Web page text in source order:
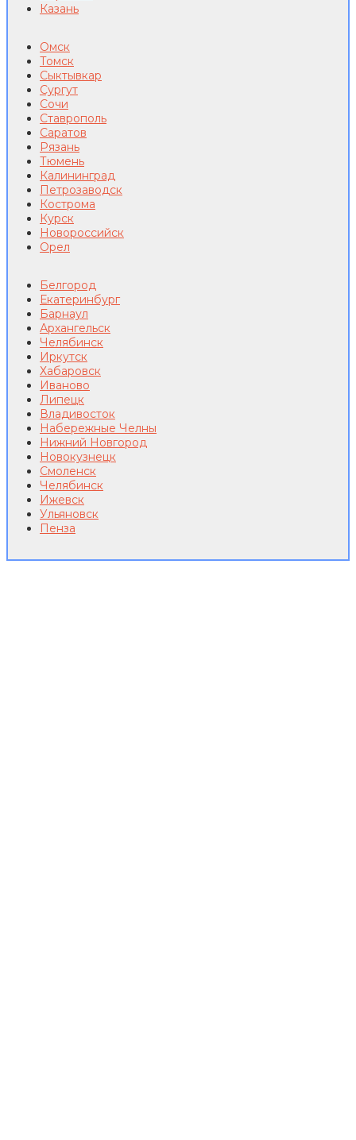
Казань
Омск
Томск
Сыктывкар
Сургут
Сочи
Ставрополь
Саратов
Рязань
Тюмень
Калининград
Петрозаводск
Кострома
Курск
Новороссийск
Орел
Белгород
Екатеринбург
Барнаул
Архангельск
Челябинск
Иркутск
Хабаровск
Иваново
Липецк
Владивосток
Набережные Челны
Нижний Новгород
Новокузнецк
Смоленск
Челябинск
Ижевск
Ульяновск
Пенза